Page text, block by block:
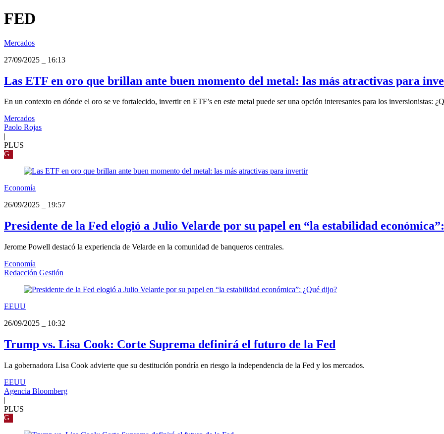
FED
Mercados
27/09/2025
16:13
Las ETF en oro que brillan ante buen momento del metal: las más atractivas para
En un contexto en dónde el oro se ve fortalecido, invertir en ETF’s en este metal puede ser una opción interesantes para los inversionistas:
Mercados
Paolo Rojas
PLUS
G
Economía
26/09/2025
19:57
Presidente de la Fed elogió a Julio Velarde por su papel en “la estabilidad
Jerome Powell destacó la experiencia de Velarde en la comunidad de banqueros centrales.
Economía
Redacción Gestión
EEUU
26/09/2025
10:32
Trump vs. Lisa Cook: Corte Suprema definirá el futuro de la Fed
La gobernadora Lisa Cook advierte que su destitución pondría en riesgo la independencia de la Fed y los mercados.
EEUU
Agencia Bloomberg
|
PLUS
G